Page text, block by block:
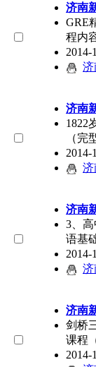
济南
GRE
程内
2014-
济
济南
1822
（完
2014-
济
济南
3、
语基
2014-
济
济南
剑桥
课程
2014-